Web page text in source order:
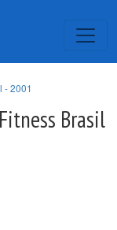
- 2001
Brasil